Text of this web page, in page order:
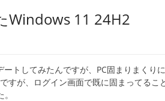
Windows 11 24H2
トしてみたんですが、PC固まりまくりに
すが、ログイン画面で既に固まってる